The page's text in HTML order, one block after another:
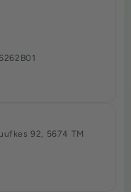
92, 5674 TM